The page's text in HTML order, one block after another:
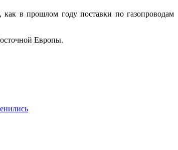
в прошлом году поставки по газопроводам
Европы.